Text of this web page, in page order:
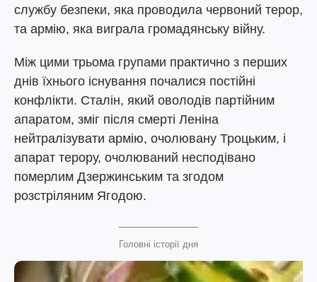
службу безпеки, яка проводила червоний терор,
та армію, яка виграла громадянську війну.
Між цими трьома групами практично з перших
днів їхнього існування почалися постійні
конфлікти. Сталін, який оволодів партійним
апаратом, зміг після смерті Леніна
нейтралізувати армію, очолювану Троцьким, і
апарат терору, очолюваний несподівано
померлим Дзержинським та згодом
розстріляним Ягодою.
Головні історії дня